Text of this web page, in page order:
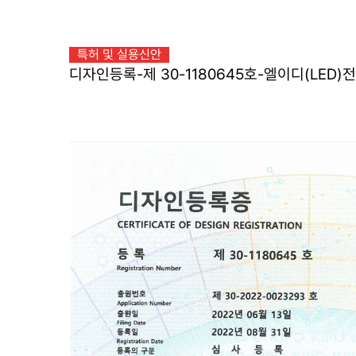
특허 및 실용신안
디자인등록-제 30-1180645호-엘이디(LED)